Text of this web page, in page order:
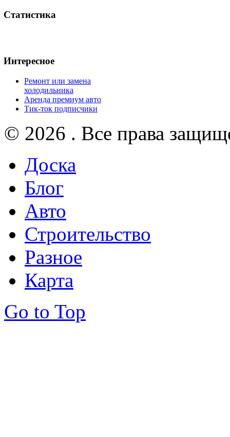
Статистика
Интересное
Ремонт или замена
холодильника
Аренда премиум авто
Тик-ток подписчики
© 2026 . Все права
Доска
Блог
Авто
Строительство
Разное
Карта
Go to Top